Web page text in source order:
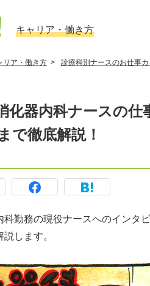
キャリア・働き方
リア・働き方 診療科別ナースのお仕事
化器内科ナースの
で徹底解説！
科勤務の現役ナースへのインタ
します。